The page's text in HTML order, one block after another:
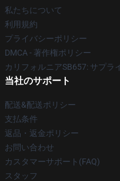
私たちについて
利用規約
プライバシーポリシー
DMCA - 著作権ポリシー
カリフォルニアSB657: サプラ
当社のサポート
配送&配送ポリシー
支払条件
返品・返金ポリシー
お問い合わせ
カスタマーサポート(FAQ)
スタッフ